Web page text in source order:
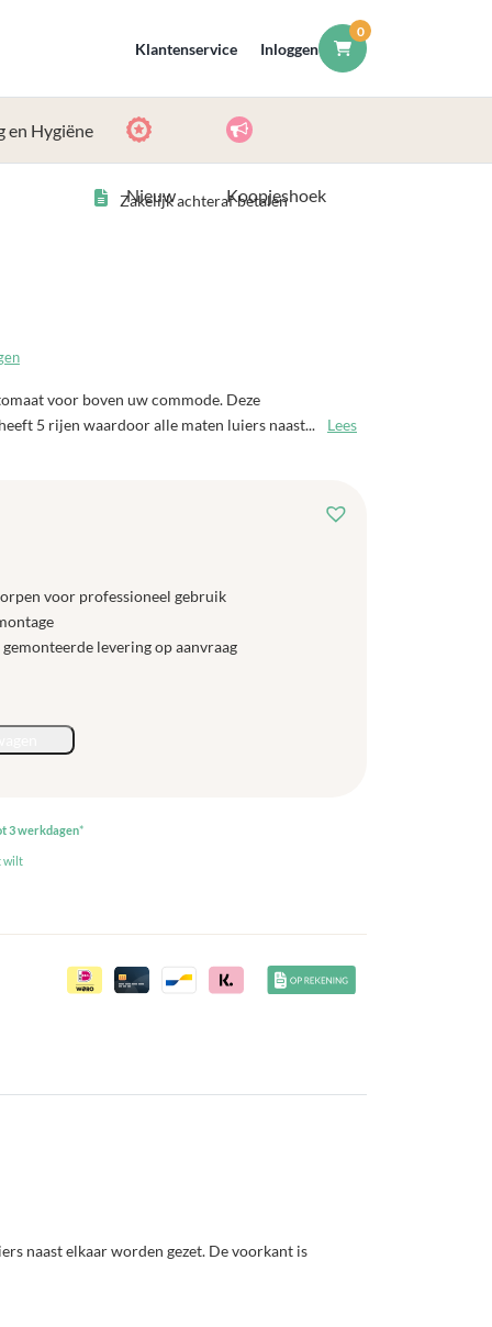
Klantenservice Inloggen
0
en Hygiëne
Nieuw Koopjeshoek
Zakelijk achteraf betalen
voor boven uw commode. Deze
5 rijen waardoor alle maten luiers naast...
Lees
voor professioneel gebruik
levering op aanvraag
3 werkdagen*
wilt
naast elkaar worden gezet. De voorkant is